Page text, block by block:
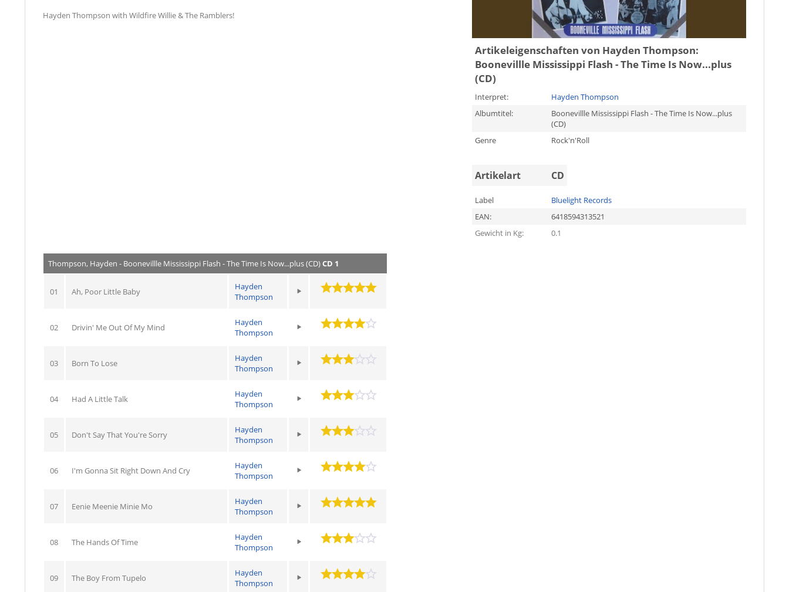
Hayden Thompson with Wildfire Willie & The Ramblers!
Artikeleigenschaften von Hayden Thompson:
Boonevillle Mississippi Flash - The Time Is Now...plus
(CD)
Interpret:
Hayden Thompson
Albumtitel:
Boonevillle Mississippi Flash - The Time Is Now...plus
(CD)
Genre
Rock'n'Roll
Artikelart CD
Label
Bluelight Records
EAN:
6418594313521
Gewicht in Kg:
0.1
Thompson, Hayden - Boonevillle Mississippi Flash - The Time Is Now...plus (CD)CD 1
01 Ah, Poor Little Baby
Hayden
Thompson
02 Drivin' Me Out Of My Mind
Hayden
Thompson
03 Born To Lose
Hayden
Thompson
04 Had A Little Talk
Hayden
Thompson
05 Don't Say That You're Sorry
Hayden
Thompson
06 I'm Gonna Sit Right Down And Cry
Hayden
Thompson
07 Eenie Meenie Minie Mo
Hayden
Thompson
08 The Hands Of Time
Hayden
Thompson
09 The Boy From Tupelo
Hayden
Thompson